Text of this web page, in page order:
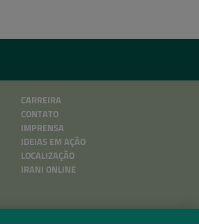
CARREIRA
CONTATO
IMPRENSA
IDEIAS EM AÇÃO
LOCALIZAÇÃO
IRANI ONLINE